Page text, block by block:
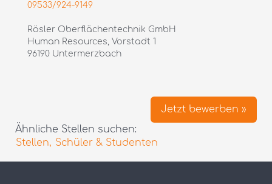
09533/924-9149
Rösler Oberflächentechnik GmbH
Human Resources, Vorstadt 1
96190 Untermerzbach
Jetzt bewerben »
Ähnliche Stellen suchen:
Stellen, Schüler & Studenten